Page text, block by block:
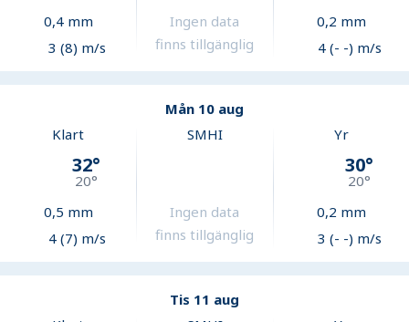
0,4mm
3 (8) m/s
Ingen data
finns tillgänglig
0,2 mm
4 (- -) m/s
Mån 10 aug
Klart
32°
20°
0,5 mm
4 (7) m/s
SMHI
Ingen data
finns tillgänglig
Yr
30°
20°
0,2 mm
3 (- -) m/s
Tis 11 aug